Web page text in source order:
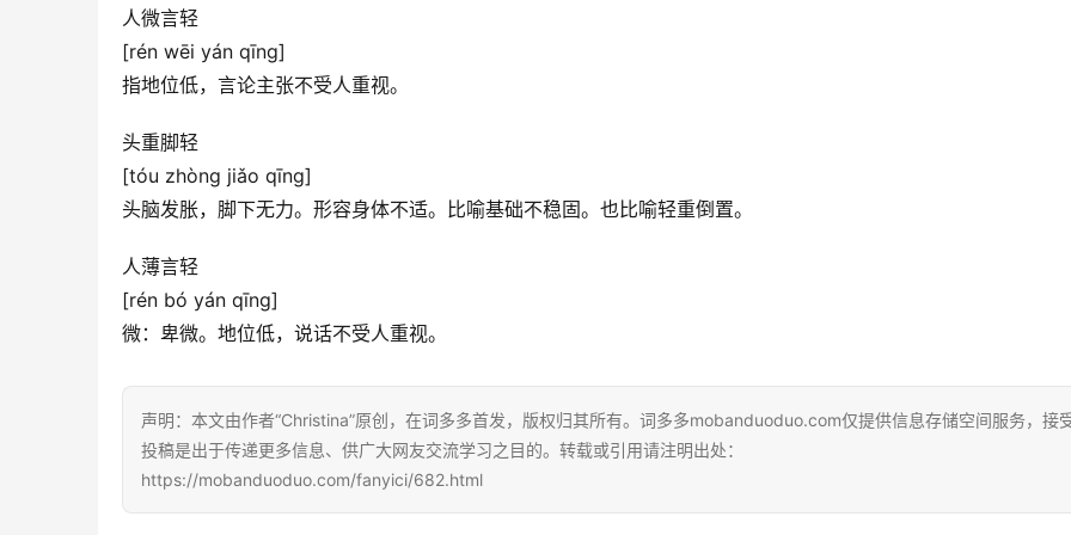
人微言轻
[rén wēi yán qīng]
指地位低，言论主张不受人重视。
头重脚轻
[tóu zhòng jiǎo qīng]
头脑发胀，脚下无力。形容身体不适。比喻基础不稳固。也比喻轻重倒置。
人薄言轻
[rén bó yán qīng]
微：卑微。地位低，说话不受人重视。
声明：本文由作者“Christina”原创，在词多多首发，版权归其所有。词多多mobanduoduo.com仅提供信息存储空间服务，接
投稿是出于传递更多信息、供广大网友交流学习之目的。转载或引用请注明出处：
https://mobanduoduo.com/fanyici/682.html